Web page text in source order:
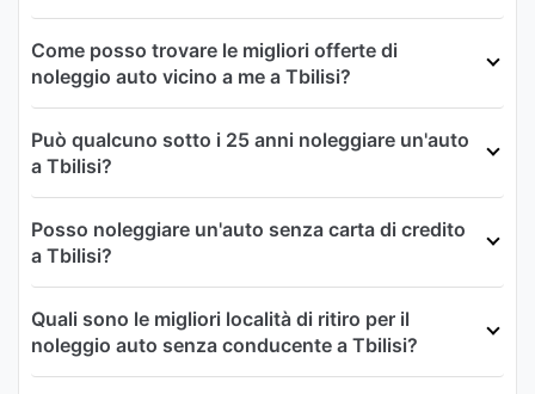
Come posso trovare le migliori offerte di
noleggio auto vicino a me a Tbilisi?
Può qualcuno sotto i 25 anni noleggiare un'auto
a Tbilisi?
Posso noleggiare un'auto senza carta di credito
a Tbilisi?
Quali sono le migliori località di ritiro per il
noleggio auto senza conducente a Tbilisi?